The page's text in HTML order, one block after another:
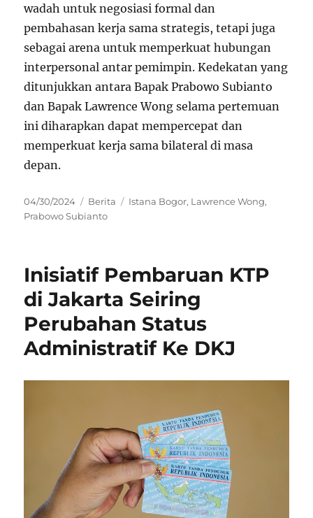
wadah untuk negosiasi formal dan
pembahasan kerja sama strategis, tetapi juga
sebagai arena untuk memperkuat hubungan
interpersonal antar pemimpin. Kedekatan yang
ditunjukkan antara Bapak Prabowo Subianto
dan Bapak Lawrence Wong selama pertemuan
ini diharapkan dapat mempercepat dan
memperkuat kerja sama bilateral di masa
depan.
Posted
on
04/30/2024 Categories
Berita Tags
Istana Bogor, Lawrence Wong,
Prabowo Subianto
Inisiatif Pembaruan KTP
di Jakarta Seiring
Perubahan Status
Administratif Ke DKJ